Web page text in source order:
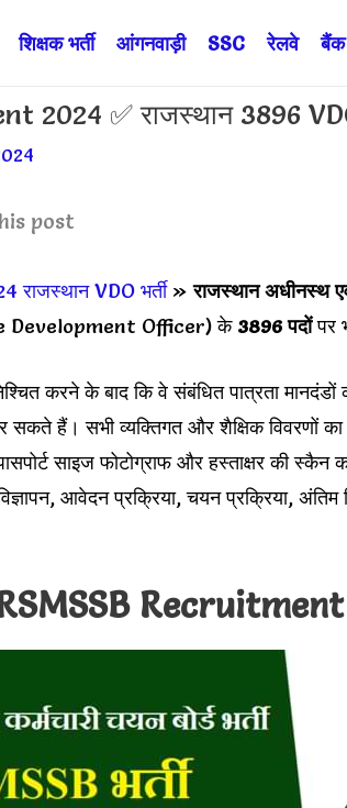
शिक्षक भर्ती आंगनवाड़ी SSC रेलवे बैंक
2024 ✅ राजस्थान 3896
post
राजस्थान VDO भर्ती»राजस्थान अधीनस्थ
Development Officer) के3896 पदोंपर
करने के बाद कि वे संबंधित पात्रता
हैं। सभी व्यक्तिगत और शैक्षिक विवरणों का
साइज फोटोग्राफ और हस्ताक्षर की स्कैन
आवेदन प्रक्रिया, चयन प्रक्रिया,